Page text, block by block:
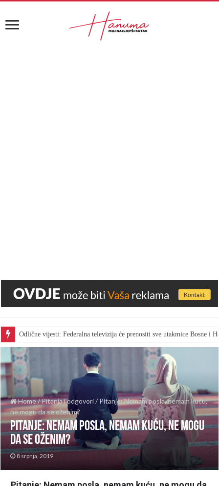
Odlične vijesti: Federalna televizija će prenositi sve utakmice Bosne i
Home/Pitanja i odgovori/ Pitanje: Nemam posla, nemam kuću,
ne mogu da se oženim?
Pitanje: Nemam posla, nemam kuću, ne mogu
da se oženim?
8 srpnja, 2019